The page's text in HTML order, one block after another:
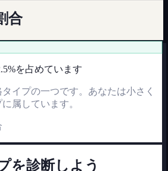
合
を占めています
イプの一つです。あなたは小さく
属しています。
を診断しよう